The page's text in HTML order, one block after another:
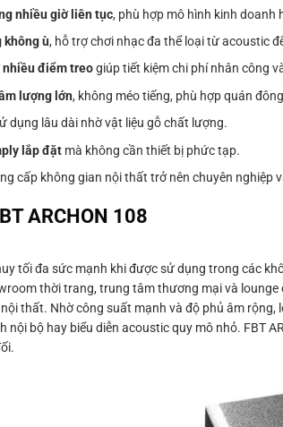
nhiều giờ liên tục, phù hợp mô hình kinh doanh
không ù, hỗ trợ chơi nhạc đa thể loại từ acoustic
nhiều điểm treogiúp tiết kiệm chi phí nhân công
lượng lớn, không méo tiếng, phù hợp quán
dụng lâu dài nhờ vật liệu gỗ chất lượng.
lắp đặt mà không cần thiết bị phức tạp.
cấp không gian nội thất trở nên chuyên nghiệp
ARCHON 108
tối đa sức mạnh khi được sử dụng trong các
thời trang, trung tâm thương mại và
thất. Nhờ công suất mạnh và độ phủ âm
nội bộ hay biểu diễn acoustic quy mô nhỏ. FBT